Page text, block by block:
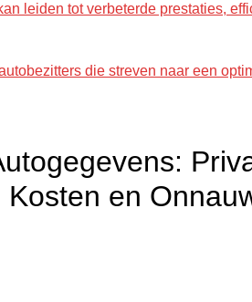
leiden tot verbeterde prestaties,
die streven naar een
en